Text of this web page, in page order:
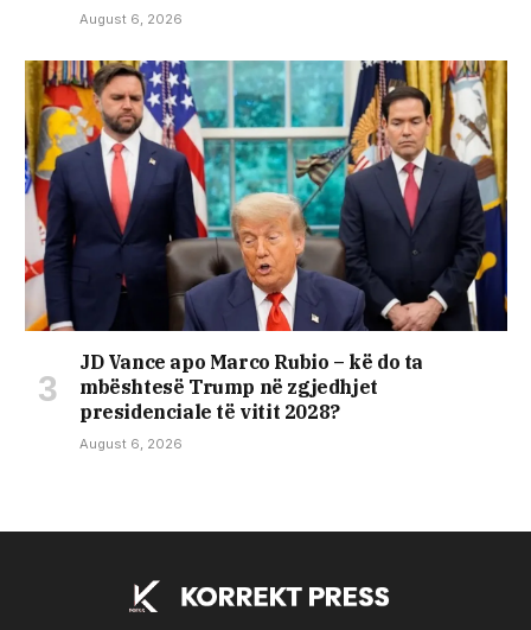
August 6, 2026
JD Vance apo Marco Rubio – kë do ta
mbështesë Trump në zgjedhjet
presidenciale të vitit 2028?
August 6, 2026